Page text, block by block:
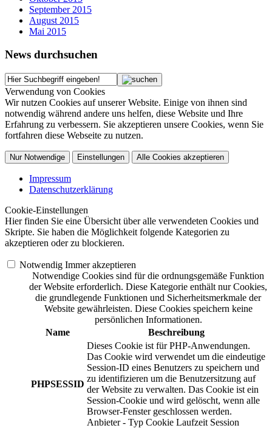
September 2015
August 2015
Mai 2015
News durchsuchen
Verwendung von Cookies
Wir nutzen Cookies auf unserer Website. Einige von ihnen sind
notwendig während andere uns helfen, diese Website und Ihre
Erfahrung zu verbessern. Sie akzeptieren unsere Cookies, wenn Sie
fortfahren diese Webseite zu nutzen.
Nur Notwendige Einstellungen Alle Cookies akzeptieren
Impressum
Datenschutzerklärung
Cookie-Einstellungen
Hier finden Sie eine Übersicht über alle verwendeten Cookies und
Skripte. Sie haben die Möglichkeit folgende Kategorien zu
akzeptieren oder zu blockieren.
Notwendig Immer akzeptieren
Notwendige Cookies sind für die ordnungsgemäße Funktion
der Website erforderlich. Diese Kategorie enthält nur Cookies,
die grundlegende Funktionen und Sicherheitsmerkmale der
Website gewährleisten. Diese Cookies speichern keine
persönlichen Informationen.
Name
Beschreibung
PHPSESSID
Dieses Cookie ist für PHP-Anwendungen.
Das Cookie wird verwendet um die eindeutige
Session-ID eines Benutzers zu speichern und
zu identifizieren um die Benutzersitzung auf
der Website zu verwalten. Das Cookie ist ein
Session-Cookie und wird gelöscht, wenn alle
Browser-Fenster geschlossen werden.
Anbieter - Typ Cookie Laufzeit Session